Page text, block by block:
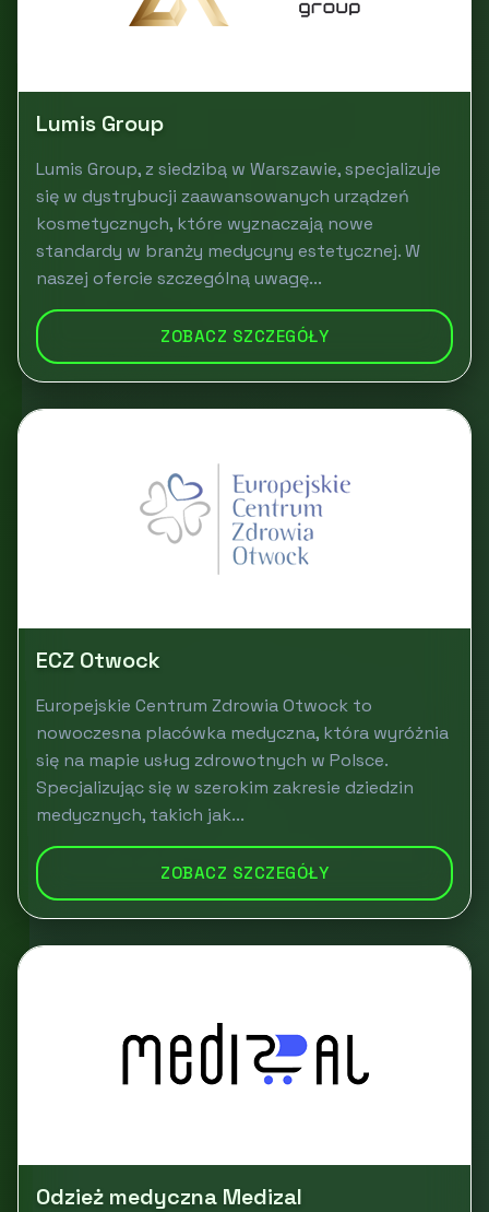
Lumis Group
Lumis Group, z siedzibą w Warszawie, specjalizuje
się w dystrybucji zaawansowanych urządzeń
kosmetycznych, które wyznaczają nowe
standardy w branży medycyny estetycznej. W
naszej ofercie szczególną uwagę...
ZOBACZ SZCZEGÓŁY
ECZ Otwock
Europejskie Centrum Zdrowia Otwock to
nowoczesna placówka medyczna, która wyróżnia
się na mapie usług zdrowotnych w Polsce.
Specjalizując się w szerokim zakresie dziedzin
medycznych, takich jak...
ZOBACZ SZCZEGÓŁY
Odzież medyczna Medizal